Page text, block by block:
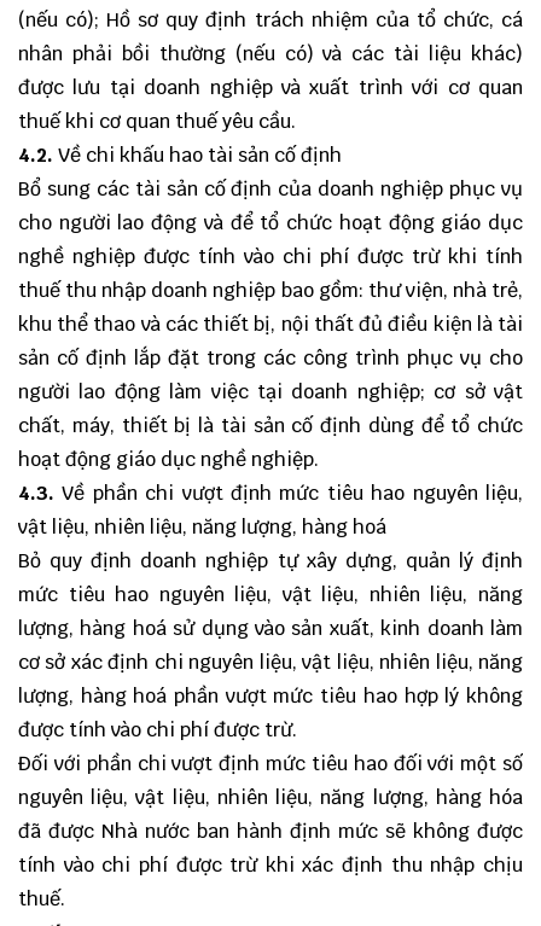
(nếu có); Hồ sơ quy định trách nhiệm của tổ chức, cá
nhân phải bồi thường (nếu có) và các tài liệu khác)
được lưu tại doanh nghiệp và xuất trình với cơ quan
thuế khi cơ quan thuế yêu cầu.
4.2. Về chi khấu hao tài sản cố định
Bổ sung các tài sản cố định của doanh nghiệp phục vụ
cho người lao động và để tổ chức hoạt động giáo dục
nghề nghiệp được tính vào chi phí được trừ khi tính
thuế thu nhập doanh nghiệp bao gồm: thư viện, nhà trẻ,
khu thể thao và các thiết bị, nội thất đủ điều kiện là tài
sản cố định lắp đặt trong các công trình phục vụ cho
người lao động làm việc tại doanh nghiệp; cơ sở vật
chất, máy, thiết bị là tài sản cố định dùng để tổ chức
hoạt động giáo dục nghề nghiệp.
4.3. Về phần chi vượt định mức tiêu hao nguyên liệu,
vật liệu, nhiên liệu, năng lượng, hàng hoá
Bỏ quy định doanh nghiệp tự xây dựng, quản lý định
mức tiêu hao nguyên liệu, vật liệu, nhiên liệu, năng
lượng, hàng hoá sử dụng vào sản xuất, kinh doanh làm
cơ sở xác định chi nguyên liệu, vật liệu, nhiên liệu, năng
lượng, hàng hoá phần vượt mức tiêu hao hợp lý không
được tính vào chi phí được trừ.
Đối với phần chi vượt định mức tiêu hao đối với một số
nguyên liệu, vật liệu, nhiên liệu, năng lượng, hàng hóa
đã được Nhà nước ban hành định mức sẽ không được
tính vào chi phí được trừ khi xác định thu nhập chịu
thuế.